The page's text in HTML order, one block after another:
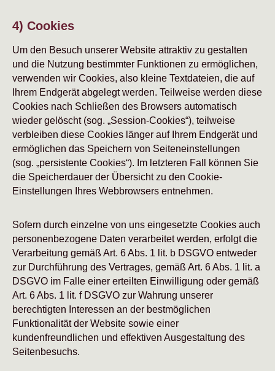
4) Cookies
Um den Besuch unserer Website attraktiv zu gestalten
und die Nutzung bestimmter Funktionen zu ermöglichen,
verwenden wir Cookies, also kleine Textdateien, die auf
Ihrem Endgerät abgelegt werden. Teilweise werden diese
Cookies nach Schließen des Browsers automatisch
wieder gelöscht (sog. „Session-Cookies“), teilweise
verbleiben diese Cookies länger auf Ihrem Endgerät und
ermöglichen das Speichern von Seiteneinstellungen
(sog. „persistente Cookies“). Im letzteren Fall können Sie
die Speicherdauer der Übersicht zu den Cookie-
Einstellungen Ihres Webbrowsers entnehmen.
Sofern durch einzelne von uns eingesetzte Cookies auch
personenbezogene Daten verarbeitet werden, erfolgt die
Verarbeitung gemäß Art. 6 Abs. 1 lit. b DSGVO entweder
zur Durchführung des Vertrages, gemäß Art. 6 Abs. 1 lit. a
DSGVO im Falle einer erteilten Einwilligung oder gemäß
Art. 6 Abs. 1 lit. f DSGVO zur Wahrung unserer
berechtigten Interessen an der bestmöglichen
Funktionalität der Website sowie einer
kundenfreundlichen und effektiven Ausgestaltung des
Seitenbesuchs.